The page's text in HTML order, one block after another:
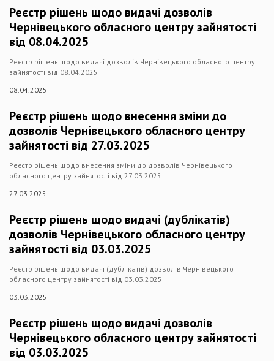
Реєстр рішень щодо видачі дозволів
Чернівецького обласного центру зайнятості
від 08.04.2025
Реєстр рішень щодо видачі дозволів Чернівецького обласного центру
зайнятості від 08.04.2025
08.04.2025
Реєстр рішень щодо внесення зміни до
дозволів Чернівецького обласного центру
зайнятості від 27.03.2025
Реєстр рішень щодо внесення зміни до дозволів Чернівецького
обласного центру зайнятості від 27.03.2025
27.03.2025
Реєстр рішень щодо видачі (дублікатів)
дозволів Чернівецького обласного центру
зайнятості від 03.03.2025
Реєстр рішень щодо видачі (дублікатів) дозволів Чернівецького
обласного центру зайнятості від 03.03.2025
03.03.2025
Реєстр рішень щодо видачі дозволів
Чернівецького обласного центру зайнятості
від 03.03.2025